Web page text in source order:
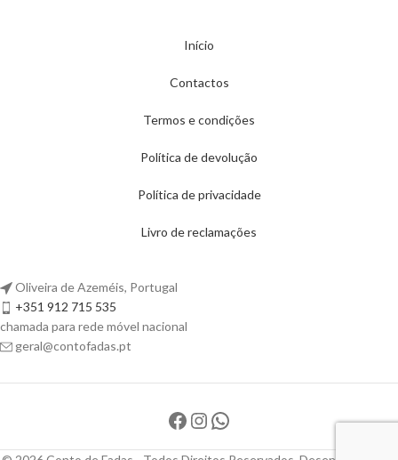
Início
Contactos
Termos e condições
Política de devolução
Política de privacidade
Livro de reclamações
Oliveira de Azeméis, Portugal
+351 912 715 535
chamada para rede móvel nacional
geral@contofadas.pt